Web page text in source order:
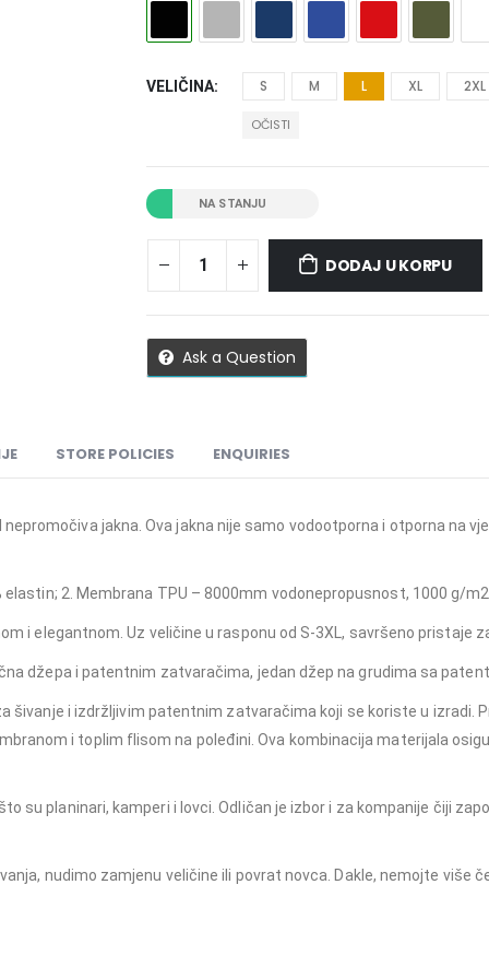
VELIČINA S M L XL 2XL
OČISTI
NA STANJU
DODAJ U KORPU
Ask a Question
STORE POLICIES ENQUIRIES
jakna. Ova jakna nije samo vodootporna i otporna na
elastin; 2. Membrana TPU – 8000mm vodonepropusnost, 1000 g/
i elegantnom. Uz veličine u rasponu od S-3XL, savršeno pristaje
džepa i patentnim zatvaračima, jedan džep na grudima sa
šivanje i izdržljivim patentnim zatvaračima koji se koriste u izradi.
i toplim flisom na poleđini. Ova kombinacija materijala
su planinari, kamperi i lovci. Odličan je izbor i za kompanije čiji
nudimo zamjenu veličine ili povrat novca. Dakle, nemojte